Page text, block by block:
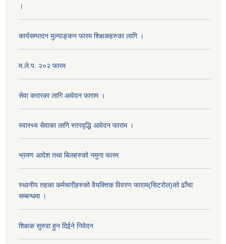
।
कार्यसम्पादन मुल्याङ्कन फारम शिक्षकहरुका लागि ।
म.ले.प. २०२ फारम
सेवा करारका लागि आवेदन फाराम ।
स्वास्थ्य सेवाका लागि स्तरवृद्धि आवेदन फाराम ।
भ्रमण आदेश तथा बिलहरुको नमुना फारम
स्थानीय तहका कर्मचारीहरुको वैयक्तिक विवरण फाराम(सिटरोल)को ढाँचा
सम्बन्धमा ।
शिक्षक सुरुवा हुन दिईने निवेदन